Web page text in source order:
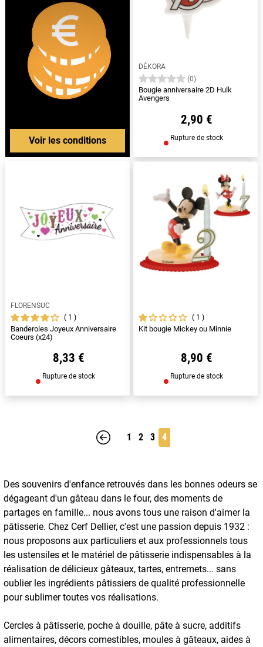
Voir les conditions
DÉKORA
(0)
Bougie anniversaire 2D Hulk
Avengers
2,90 €
Rupture de stock
FLORENSUC
1
Banderoles Joyeux Anniversaire
Coeurs (x24)
8,33 €
Rupture de stock
1
Kit bougie Mickey ou Minnie
8,90 €
Rupture de stock
Précédent
1 2 3 4
Des souvenirs d'enfance retrouvés dans les bonnes odeurs se
dégageant d'un gâteau dans le four, des moments de
partages en famille... nous avons tous une raison d'aimer la
pâtisserie. Chez Cerf Dellier, c'est une passion depuis 1932 :
nous proposons aux particuliers et aux professionnels tous
les ustensiles et le matériel de pâtisserie indispensables à la
réalisation de délicieux gâteaux, tartes, entremets... sans
oublier les ingrédients pâtissiers de qualité professionnelle
pour sublimer toutes vos réalisations.
Cercles à pâtisserie, poche à douille, pâte à sucre, additifs
alimentaires, décors comestibles, moules à gâteaux, aides à